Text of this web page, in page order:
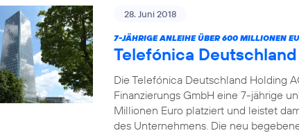
28. Juni 2018
7-JÄHRIGE ANLEIHE ÜBER 600 MILLIONEN
Telefónica
Die Telefónica Deutschland Holding
Finanzierungs GmbH eine 7-jährige
Millionen Euro platziert und leistet
des Unternehmens. Die neu